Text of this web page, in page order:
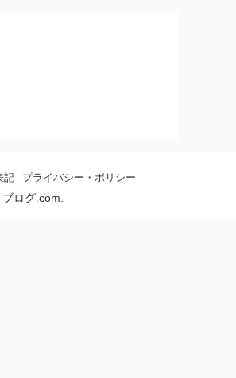
記 プライバシー・ポリシー
ログ.com.